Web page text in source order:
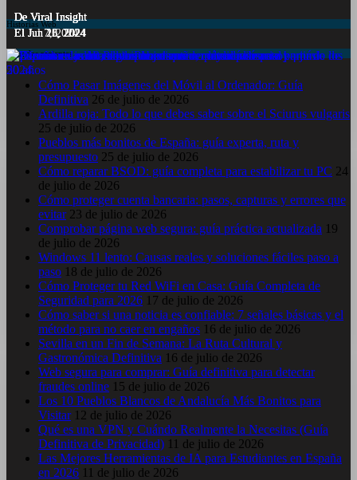
Historias Web
De Viral Insight
El Jul 7, 2024
De Viral Insight
El Jun 23, 2024
De Viral Insight
El Jun 20, 2024
De Viral Insight
El Jun 15, 2024
De Viral Insight
El Jun 11, 2024
Entradas recientes
Cómo Pasar Imágenes del Móvil al Ordenador: Guía
Definitiva 26 de julio de 2026
Ardilla roja: Todo lo que debes saber sobre el Sciurus vulgaris
25 de julio de 2026
Pueblos más bonitos de España: guía experta, ruta y
presupuesto 25 de julio de 2026
Cómo reparar BSOD: guía completa para estabilizar tu PC 24
de julio de 2026
Cómo proteger cuenta bancaria: pasos, capturas y errores que
evitar 23 de julio de 2026
Comprobar página web segura: guía práctica actualizada 19
de julio de 2026
Windows 11 lento: Causas reales y soluciones fáciles paso a
paso 18 de julio de 2026
Cómo Proteger tu Red WiFi en Casa: Guía Completa de
Seguridad para 2026 17 de julio de 2026
Cómo saber si una noticia es confiable: 7 señales básicas y el
método para no caer en engaños 16 de julio de 2026
Sevilla en un Fin de Semana: La Ruta Cultural y
Gastronómica Definitiva 16 de julio de 2026
Web segura para comprar: Guía definitiva para detectar
fraudes online 15 de julio de 2026
Los 10 Pueblos Blancos de Andalucía Más Bonitos para
Visitar 12 de julio de 2026
Qué es una VPN y Cuándo Realmente la Necesitas (Guía
Definitiva de Privacidad) 11 de julio de 2026
Las Mejores Herramientas de IA para Estudiantes en España
en 2026 11 de julio de 2026